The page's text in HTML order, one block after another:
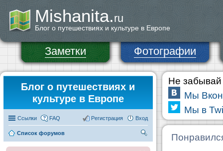
Mishanita.ru
Блог о путешествиях и культуре в Европе
Заметки Фотографии
Блог о путешествиях и
культуре в Европе
Ссылки FAQ Вход
Регистрация
Список форумов
Не забывай
Мы
Мы в